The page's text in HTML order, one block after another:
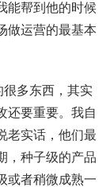
能帮到他的时候
做运营的最基本
多东西，其实
还要重要。我自
老实话，他们最
，种子级的产品
或者稍微成熟一